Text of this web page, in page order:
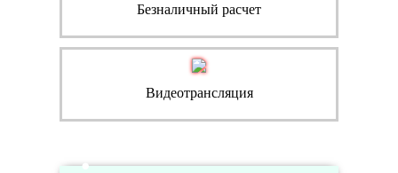
Безналичный расчет
Видеотрансляция